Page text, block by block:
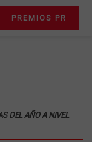
PREMIOS PR
DEL AÑO A NIVEL